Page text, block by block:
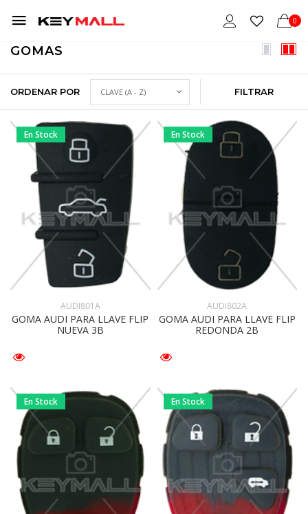
0
GOMAS
ORDENAR POR FILTRAR
En Stock
AUDI801A
GOMA AUDI PARA LLAVE FLIP
NUEVA 3B
En Stock
AUDI802A
GOMA AUDI PARA LLAVE FLIP
REDONDA 2B
En Stock En Stock